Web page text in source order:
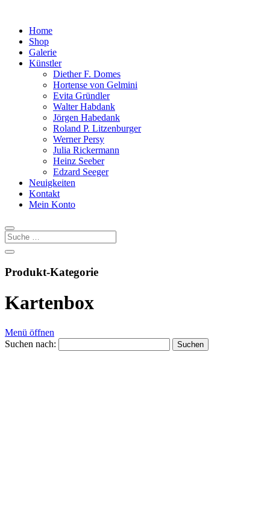
Home
Shop
Galerie
Künstler
Diether F. Domes
Hortense von Gelmini
Evita Gründler
Walter Habdank
Jörgen Habedank
Roland P. Litzenburger
Werner Persy
Julia Rickermann
Heinz Seeber
Edzard Seeger
Neuigkeiten
Kontakt
Mein Konto
Produkt-Kategorie
Kartenbox
Menü öffnen
Suchen nach: